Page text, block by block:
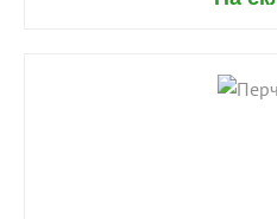
shopping_cart